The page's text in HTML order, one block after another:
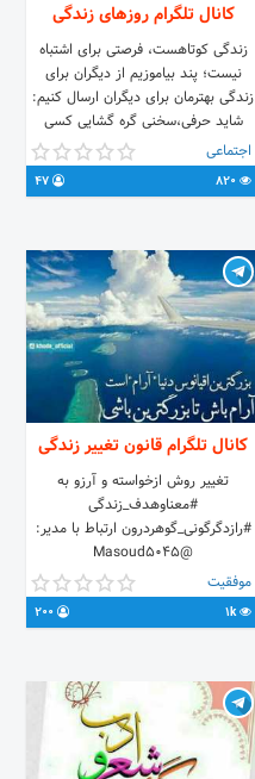
کانال تلگرام روزهای زندگی
زندگی کوتاهست، فرصتی برای اشتباه
نیست؛ پند بیاموزیم از دیگران برای
زندگی بهترمان برای دیگران ارسال کنیم:
شاید حرفی،سخنی گره گشایی کسی
باشد. درود بی پایان . . ارتباط با ادمین
@Pand_admin
اجتماعی
کانال تلگرام قانون تغییر زندگی
تغییر روش ازخواسته و آرزو به
#معناوهدف_زندگی
#رازدگرگونی_گوهردرون ارتباط با مدیر:
@Masoud5045
موفقیت
1k